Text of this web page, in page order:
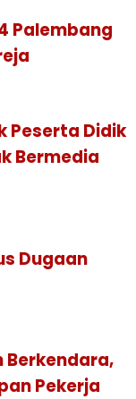
Palembang
Peserta Didik
Bermedia
Dugaan
Berkendara,
Pekerja